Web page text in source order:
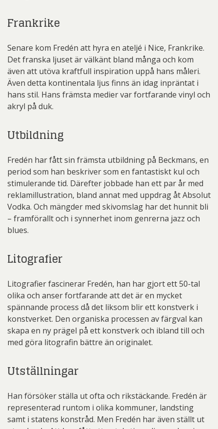
Frankrike
Senare kom Fredén att hyra en ateljé i Nice, Frankrike.
Det franska ljuset är välkänt bland många och kom
även att utöva kraftfull inspiration uppå hans måleri.
Även detta kontinentala ljus finns än idag inpräntat i
hans stil. Hans främsta medier var fortfarande vinyl och
akryl på duk.
Utbildning
Fredén har fått sin främsta utbildning på Beckmans, en
period som han beskriver som en fantastiskt kul och
stimulerande tid. Därefter jobbade han ett par år med
reklamillustration, bland annat med uppdrag åt Absolut
Vodka. Och mängder med skivomslag har det hunnit bli
– framförallt och i synnerhet inom genrerna jazz och
blues.
Litografier
Litografier fascinerar Fredén, han har gjort ett 50-tal
olika och anser fortfarande att det är en mycket
spännande process då det liksom blir ett konstverk i
konstverket. Den organiska processen av färgval kan
skapa en ny prägel på ett konstverk och ibland till och
med göra litografin bättre än originalet.
Utställningar
Han försöker ställa ut ofta och rikstäckande. Fredén är
representerad runtom i olika kommuner, landsting
samt i statens konstråd. Men Fredén har även ställt ut